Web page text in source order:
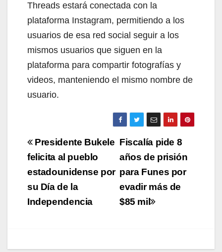
Threads estará conectada con la
plataforma Instagram, permitiendo a los
usuarios de esa red social seguir a los
mismos usuarios que siguen en la
plataforma para compartir fotografías y
videos, manteniendo el mismo nombre de
usuario.
Navegación
de
entradas
Fiscalía pide 8
años de prisión
para Funes por
evadir más de
$85 mil
Presidente Bukele
felicita al pueblo
estadounidense por
su Día de la
Independencia